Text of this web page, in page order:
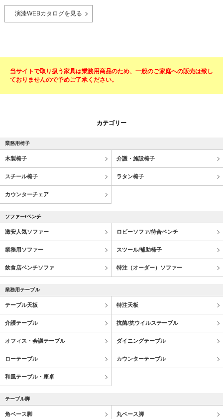
演漆WEBカタログを見る
当サイトで取り扱う家具は業務用商品のため、一般のご家庭への販売は致し
ておりませんので予めご了承ください。
カテゴリー
業務用椅子
木製椅子 介護・施設椅子
スチール椅子 ラタン椅子
カウンターチェア
ソファー/ベンチ
激安人気ソファー ロビーソファ/待合ベンチ
業務用ソファー スツール/補助椅子
飲食店ベンチソファ 特注（オーダー）ソファー
業務用テーブル
テーブル天板 特注天板
介護テーブル 抗菌/抗ウイルステーブル
オフィス・会議テーブル ダイニングテーブル
ローテーブル カウンターテーブル
和風テーブル・座卓
テーブル脚
角ベース脚 丸ベース脚